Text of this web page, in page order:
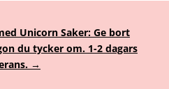
Unicorn Saker: Ge bort
du tycker om. 1-2 dagars
→